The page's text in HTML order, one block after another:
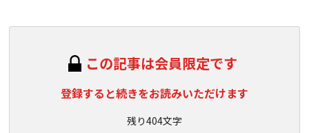
この記事は会員限定です
登録すると続きをお読みいただけます
残り404文字